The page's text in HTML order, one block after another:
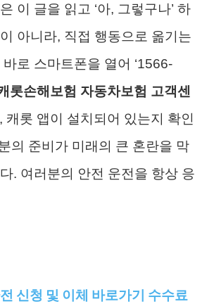
이 글을 읽고 ‘아, 그렇구나’ 하
아니라, 직접 행동으로 옮기는
로 스마트폰을 열어 ‘1566-
롯손해보험 자동차보험 고객센
캐롯 앱이 설치되어 있는지 확인
의 준비가 미래의 큰 혼란을 막
. 여러분의 안전 운전을 항상 응
신청 및 이체 바로가기 수수료